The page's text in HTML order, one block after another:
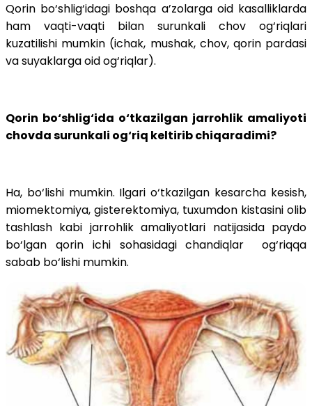
Qorin bo‘shlig‘idagi boshqa a’zolarga oid kasalliklarda
ham vaqti-vaqti bilan surunkali chov og‘riqlari
kuzatilishi mumkin (ichak, mushak, chov, qorin pardasi
va suyaklarga oid og‘riqlar).
Qorin bo‘shlig‘ida o‘tkazilgan jarrohlik amaliyoti
chovda surunkali og‘riq keltirib chiqaradimi?
Ha, bo‘lishi mumkin. Ilgari o‘tkazilgan kesarcha kesish,
miomektomiya, gisterektomiya, tuxumdon kistasini olib
tashlash kabi jarrohlik amaliyotlari natijasida paydo
bo‘lgan qorin ichi sohasidagi chandiqlar og‘riqqa
sabab bo‘lishi mumkin.